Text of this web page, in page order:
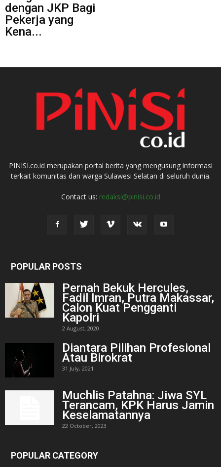
dengan JKP Bagi
Pekerja yang
Kena...
PINISI.co.id merupakan portal berita yang mengusung informasi
terkait komunitas dan warga Sulawesi Selatan di seluruh dunia.
Contact us: redaksi@pinisi.co.id
POPULAR POSTS
Pernah Bekuk Hercules,
Fadil Imran, Putra Makassar,
Calon Kuat Pengganti
Kapolri
2 August, 2020
Diantara Pilihan Profesional
Atau Birokrat
31 July, 2021
Muchlis Patahna: Jiwa SYL
Terancam, KPK Harus Jamin
Keselamatannya
22 October, 2023
POPULAR CATEGORY